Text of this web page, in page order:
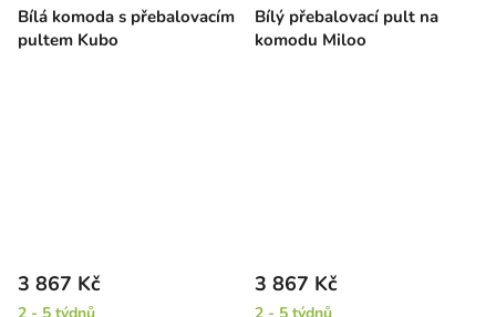
Bílá komoda s přebalovacím
pultem Kubo
Bílý přebalovací pult na
komodu Miloo
3 867 Kč 3 867 Kč